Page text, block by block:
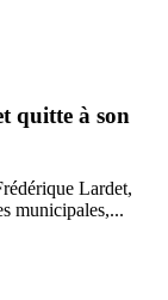
quitte à son
Lardet,
municipales,...